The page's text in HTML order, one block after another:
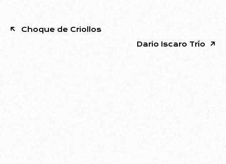
Choque de Criollos
Dario Iscaro Trío